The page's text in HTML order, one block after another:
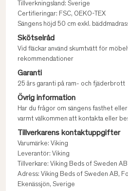
Tillverkningsland: Sverige
Certifieringar: FSC, OEKO-TEX
Sängens höjd 50 cm exkl.
Skötselråd
Vid fläckar använd skumtvätt för
rekommendationer
Garanti
25 års garanti på ram- och fjäderbrott
Övrig information
Har du frågor om sängens fasthet
varmt välkommen att kontakta eller
Tillverkarens kontaktuppgifter
Varumärke: Viking
Leverantör: Viking
Tillverkare: Viking Beds of Sweden AB
Adress: Viking Beds of Sweden AB,
Ekenässjön, Sverige